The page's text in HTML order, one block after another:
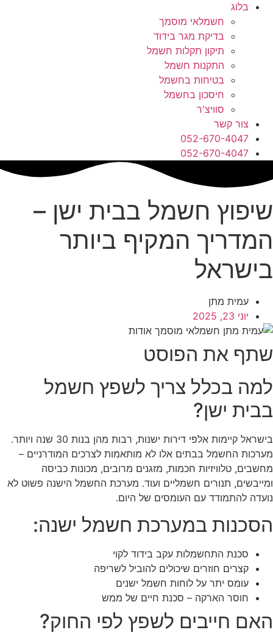
בלוג
חשמלאי מוסמך
בדיקת מגר בידוד
תיקון תקלות חשמל
התקנות חשמל
בטיחות בחשמל
חיסכון בחשמל
סוויצ'ר
צור קשר
052-670-4047
052-670-4047
שיפוץ חשמל בבית ישן –
המדריך המקיף ביותר
בישראל
עמית מתן
יוני 23, 2025
שתף את הפוסט
למה בכלל צריך לשפץ חשמל
בבית ישן?
בישראל קיימות אלפי דירות ישנות, רבות מהן בנות 30 שנה ויותר.
מערכות החשמל בבתים אלו לא מותאמות לצרכים המודרניים –
מחשבים, טלוויזיות חכמות, מזגנים מרובים, מכונות כביסה
ומייבשים, תנורים חשמליים ועוד. מערכת החשמל הישנה פשוט לא
נועדה להתמודד עם העומסים של היום.
הסכנות במערכת חשמל ישנה:
סכנת התחשמלות עקב בידוד לקוי
קצרים חוזרים שיכולים להוביל לשריפה
עומס יתר על לוחות חשמל ישנים
חוסר הארקה – סכנת חיים של ממש
האם חייבים לשפץ לפי החוק?